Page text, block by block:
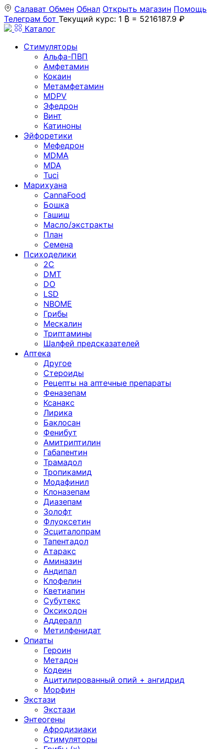
Салават Обмен Обнал Открыть магазин Помощь
Телеграм бот Текущий курс: 1 ₿ = 5216187.9 ₽
Каталог
Стимуляторы
Альфа-ПВП
Амфетамин
Кокаин
Метамфетамин
MDPV
Эфедрон
Винт
Катиноны
Эйфоретики
Мефедрон
MDMA
MDA
Tuci
Марихуана
CannaFood
Бошка
Гашиш
Масло/экстракты
План
Семена
Психоделики
2C
DMT
DO
LSD
NBOME
Грибы
Мескалин
Триптамины
Шалфей предсказателей
Аптека
Другое
Стероиды
Рецепты на аптечные препараты
Феназепам
Ксанакс
Лирика
Баклосан
Фенибут
Амитриптилин
Габапентин
Трамадол
Тропикамид
Модафинил
Клоназепам
Диазепам
Золофт
Флуоксетин
Эсциталопрам
Тапентадол
Атаракс
Аминазин
Андипал
Клофелин
Кветиапин
Субутекс
Оксикодон
Аддералл
Метилфенидат
Опиаты
Героин
Метадон
Кодеин
Ацитилированный опий + ангидрид
Морфин
Экстази
Экстази
Энтеогены
Афродизиаки
Стимуляторы